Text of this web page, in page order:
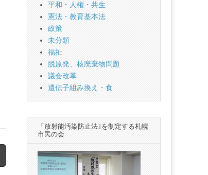
平和・人権・共生
憲法・教育基本法
政策
未分類
福祉
脱原発、核廃棄物問題
議会改革
遺伝子組み換え・食
「放射能汚染防止法｣を制定する札幌
市民の会